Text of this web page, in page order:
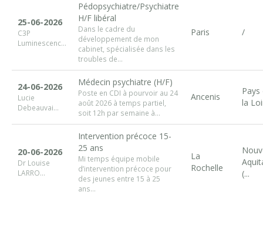
25-06-2026
C3P
Luminescenc...
Pédopsychiatre/Psychiatre
H/F libéral
Dans le cadre du
développement de mon
cabinet, spécialisée dans les
troubles de...
Paris /
24-06-2026
Lucie
Debeauvai...
Médecin psychiatre (H/F)
Poste en CDI à pourvoir au 24
août 2026 à temps partiel,
soit 12h par semaine à...
Ancenis
Pays
la
20-06-2026
Dr Louise
LARRO...
Intervention précoce 15-
25 ans
Mi temps équipe mobile
d’intervention précoce pour
des jeunes entre 15 à 25
ans...
La
Rochelle
(...